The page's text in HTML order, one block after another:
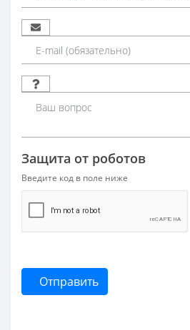
Защита от роботов
Введите код в поле ниже
Отправить